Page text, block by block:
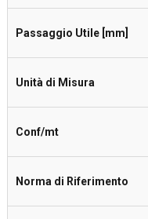
Passaggio Utile [mm]
Unità di Misura
Conf/mt
Norma di Riferimento